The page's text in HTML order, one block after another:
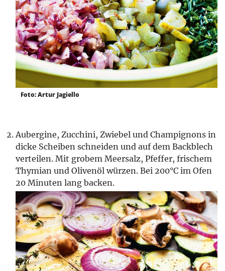
Foto: Artur Jagiello
Aubergine, Zucchini, Zwiebel und Champignons in
dicke Scheiben schneiden und auf dem Backblech
verteilen. Mit grobem Meersalz, Pfeffer, frischem
Thymian und Olivenöl würzen. Bei 200°C im Ofen
20 Minuten lang backen.